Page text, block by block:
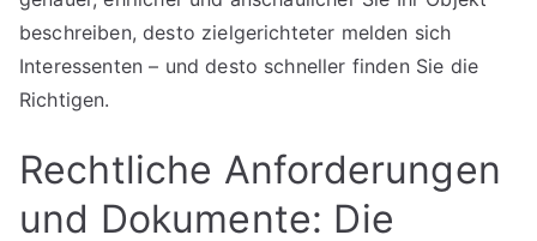
beschreiben, desto zielgerichteter melden sich
Interessenten – und desto schneller finden Sie die
Richtigen.
Rechtliche Anforderungen
und Dokumente: Die